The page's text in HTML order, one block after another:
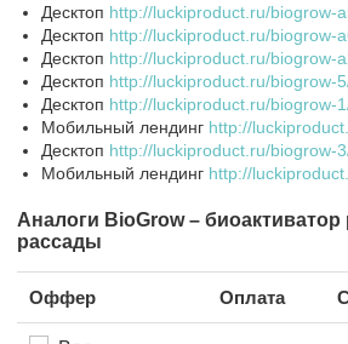
Десктоп http://luckiproduct.ru/biogrow-
Десктоп http://luckiproduct.ru/biogrow-
Десктоп http://luckiproduct.ru/biogrow-
Десктоп http://luckiproduct.ru/biogrow-
Десктоп http://luckiproduct.ru/biogrow-
Мобильный лендинг http://
Десктоп http://luckiproduct.ru/biogrow-
Мобильный лендинг http://
Аналоги BioGrow – биоактиватор
рассады
Оффер Оплата